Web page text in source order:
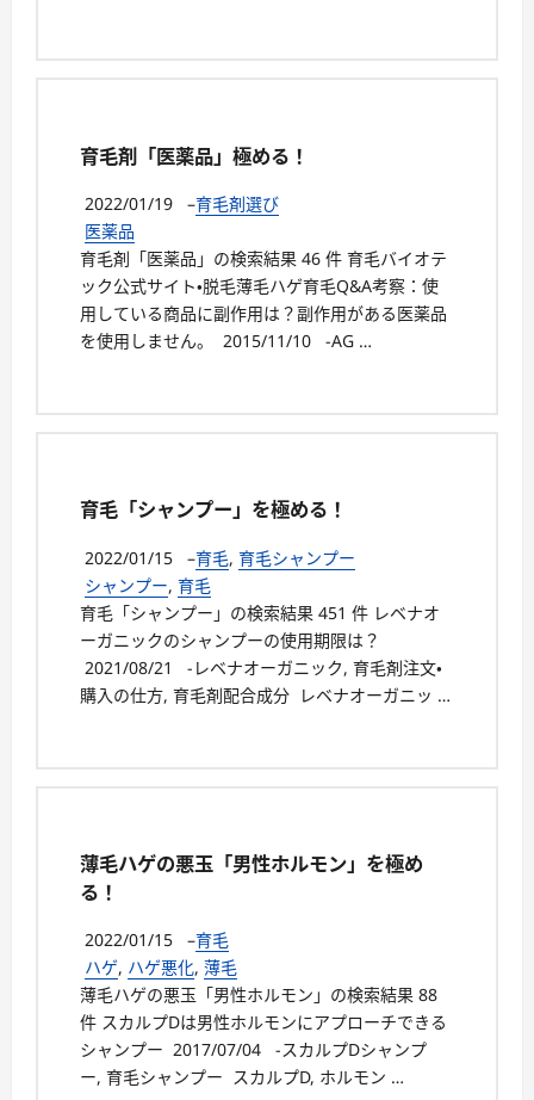
育毛剤「医薬品」極める！
2022/01/19 –育毛剤選び
医薬品
育毛剤「医薬品」の検索結果 46 件 育毛バイオテ
ック公式サイト・脱毛薄毛ハゲ育毛Q&A考察：使
用している商品に副作用は？副作用がある医薬品
を使用しません。 2015/11/10 -AG …
育毛「シャンプー」を極める！
2022/01/15 –育毛, 育毛シャンプー
シャンプー, 育毛
育毛「シャンプー」の検索結果 451 件 レベナオ
ーガニックのシャンプーの使用期限は？
2021/08/21 -レベナオーガニック, 育毛剤注文・
購入の仕方, 育毛剤配合成分 レベナオーガニッ …
薄毛ハゲの悪玉「男性ホルモン」を極め
る！
2022/01/15 –育毛
ハゲ, ハゲ悪化, 薄毛
薄毛ハゲの悪玉「男性ホルモン」の検索結果 88
件 スカルプDは男性ホルモンにアプローチできる
シャンプー 2017/07/04 -スカルプDシャンプ
ー, 育毛シャンプー スカルプD, ホルモン …